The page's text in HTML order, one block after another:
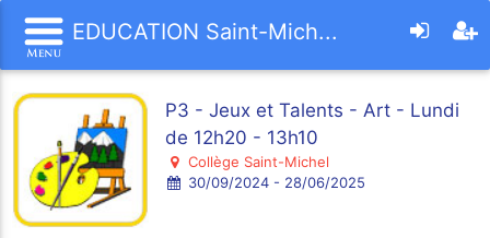
EDUCATION Saint-Mich...
P3 - Jeux et Talents - Art - Lundi
de 12h20 - 13h10
Collège Saint-Michel
30/09/2024 - 28/06/2025